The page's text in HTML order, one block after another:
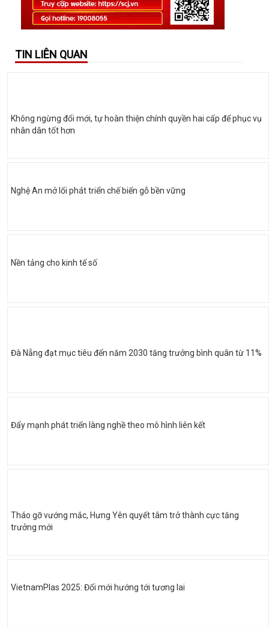
TIN LIÊN QUAN
Không ngừng đổi mới, tự hoàn thiện chính quyền hai cấp để phục vụ
nhân dân tốt hơn
Nghệ An mở lối phát triển chế biến gỗ bền vững
Nền tảng cho kinh tế số
Đà Nẵng đạt mục tiêu đến năm 2030 tăng trưởng bình quân từ 11%
Đẩy mạnh phát triển làng nghề theo mô hình liên kết
Tháo gỡ vướng mắc, Hưng Yên quyết tâm trở thành cực tăng
trưởng mới
VietnamPlas 2025: Đổi mới hướng tới tương lai